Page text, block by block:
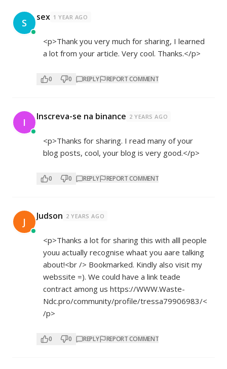
S sex 1 YEAR AGO
<p>Thank you very much for sharing, I learned
a lot from your article. Very cool. Thanks.</p>
0 0 REPLY REPORT COMMENT
I Inscreva-se na binance 2 YEARS AGO
<p>Thanks for sharing. I read many of your
blog posts, cool, your blog is very good.</p>
0 0 REPLY REPORT COMMENT
J Judson 2 YEARS AGO
<p>Thanks a lot for sharing this with alll people
youu actually recognise whaat you aare talking
about!<br /> Bookmarked. Kindly also visit my
webssite =). We could have a link teade
contract among us https://WWW.Waste-
Ndc.pro/community/profile/tressa79906983/<
/p>
0 0 REPLY REPORT COMMENT